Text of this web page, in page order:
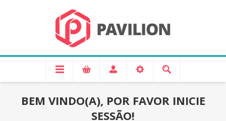
BEM VINDO(A), POR FAVOR INICIE
SESSÃO!